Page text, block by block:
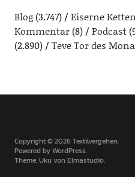
Blog(3.747) Eiserne Ketten
Kommentar(8) Podcast
(2.890)
Teve Tor des
Copyright © 2026 Textilvergehen
Powered byWordPress
Theme: Uku vonElmastudio